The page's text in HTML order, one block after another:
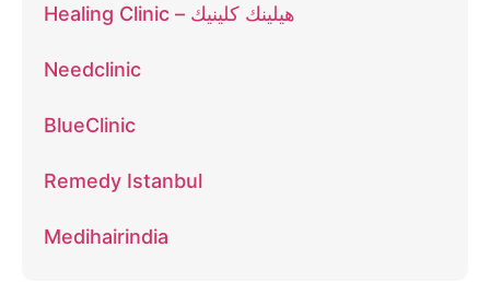
Healing Clinic – هيلينك كلينيك
Needclinic
BlueClinic
Remedy Istanbul
Medihairindia